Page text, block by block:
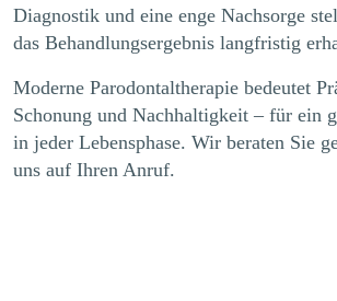
Diagnostik und eine enge Nachsorge
das Behandlungsergebnis langfristig
Moderne Parodontaltherapie bedeutet
Schonung und Nachhaltigkeit – für ein
in jeder Lebensphase. Wir beraten Sie
uns auf Ihren Anruf.